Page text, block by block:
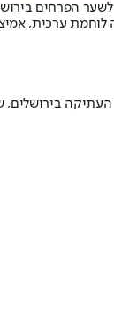
לשער הפרחים
במשמר הגבול בחודש מרץ 2022.
מבצעית בעיר